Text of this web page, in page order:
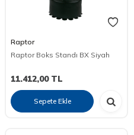
Raptor
Raptor Boks Standı BX Siyah
11.412,00TL
Sepete Ekle